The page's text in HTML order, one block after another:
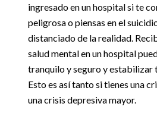
ingresado en un hospital si te
peligrosa o piensas en el
distanciado de la realidad.
salud mental en un hospital
tranquilo y seguro y estabilizar
Esto es así tanto si tienes una
una crisis depresiva mayor.